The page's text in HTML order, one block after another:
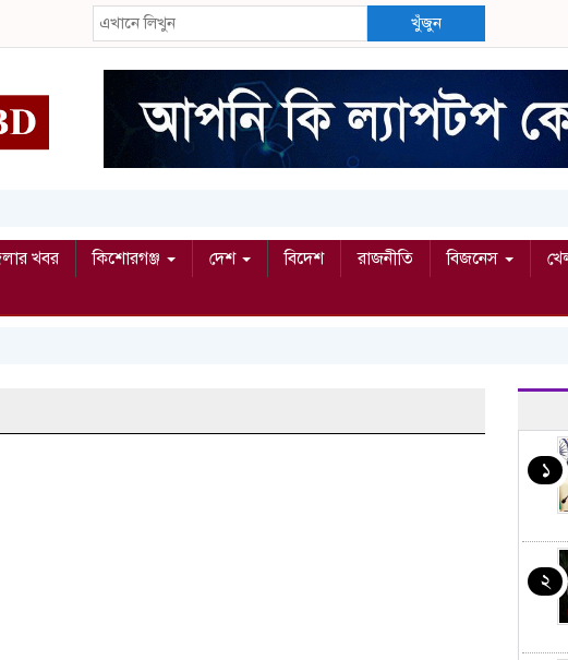
খুঁজুন
খবর কিশোরগঞ্জ দেশ বিদেশ রাজনীতি বিজনেস
১
২